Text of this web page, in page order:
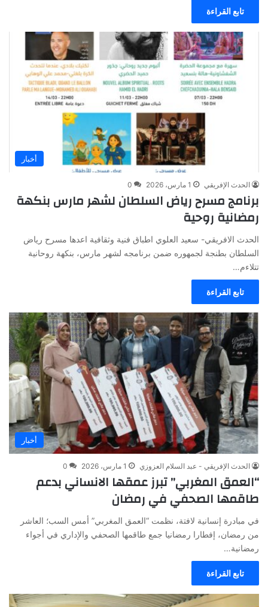
تابع القراءة
أخبار
الحدث الإفريقي 1 مارس، 2026 0
برنامج مسرح رياض السلطان لشهر مارس بنكهة
رمضانية روحية
الحدث الافريقي- سعيد العلوي اطباق فنية وثقافية اعدها مسرح رياض
السلطان بطنجة لجمهوره ضمن برنامجه لشهر مارس، بنكهة روحانية
تتلاءم…
تابع القراءة
أخبار
الحدث الإفريقي - عبد السلام العزوزي 1 مارس، 2026 0
“العمق المغربي” تبرز عمقها الانساني بدعم
طاقمها الصحفي في رمضان
في مبادرة إنسانية لافتة، نظمت “العمق المغربي” أمس السب؛ العاشر
من رمضان، إفطارا رمضانيا جمع طاقمها الصحفي والإداري في أجواء
رمضانية…
تابع القراءة